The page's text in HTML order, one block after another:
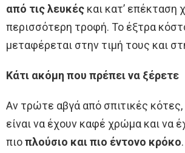
από τις λευκές και κατ’ επέκταση
περισσότερη τροφή. Το έξτρα
μεταφέρεται στην τιμή τους και
Kάτι ακόμη που πρέπει να ξέρετε
Αν τρώτε αβγά από σπιτικές κότες,
είναι να έχουν καφέ χρώμα και να
πιοπλούσιο και πιο έντονο κρόκο